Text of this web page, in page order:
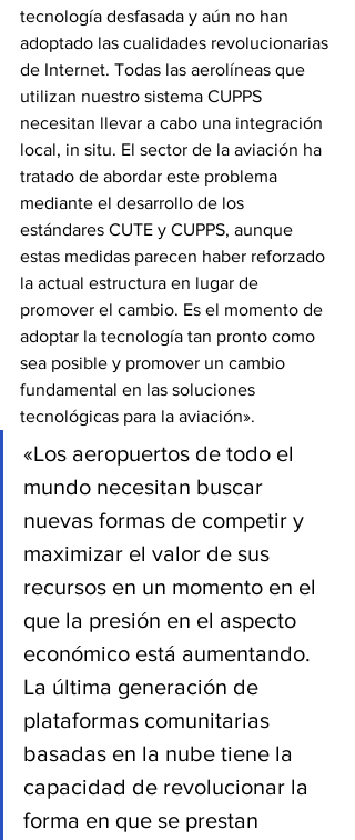
tecnología desfasada y aún no han
adoptado las cualidades revolucionarias
de Internet. Todas las aerolíneas que
utilizan nuestro sistema CUPPS
necesitan llevar a cabo una integración
local, in situ. El sector de la aviación ha
tratado de abordar este problema
mediante el desarrollo de los
estándares CUTE y CUPPS, aunque
estas medidas parecen haber reforzado
la actual estructura en lugar de
promover el cambio. Es el momento de
adoptar la tecnología tan pronto como
sea posible y promover un cambio
fundamental en las soluciones
tecnológicas para la aviación».
«Los aeropuertos de todo el
mundo necesitan buscar
nuevas formas de competir y
maximizar el valor de sus
recursos en un momento en el
que la presión en el aspecto
económico está aumentando.
La última generación de
plataformas comunitarias
basadas en la nube tiene la
capacidad de revolucionar la
forma en que se prestan